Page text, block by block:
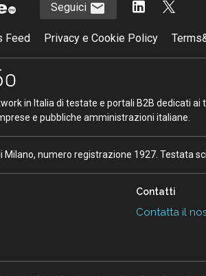
Seguici
Feed Privacy e Cookie Policy
in Italia di testate e portali B2B dedicati
e pubbliche amministrazioni italiane.
numero registrazione 1927. Testata
Contatti
Contatta il